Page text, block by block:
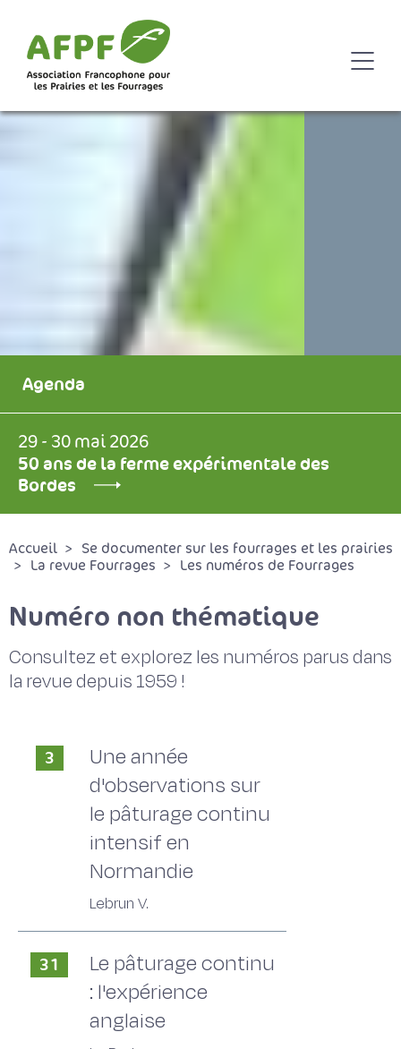
Agenda
29 - 30 mai 2026
50 ans de la ferme expérimentale des
Bordes
Accueil
Se documenter sur les fourrages et les prairies
La revue Fourrages
Les numéros de Fourrages
Numéro non thématique
Consultez et explorez les numéros parus dans
la revue depuis 1959 !
3
Une année
d'observations sur
le pâturage continu
intensif en
Normandie
Lebrun V.
31
Le pâturage continu
: l'expérience
anglaise